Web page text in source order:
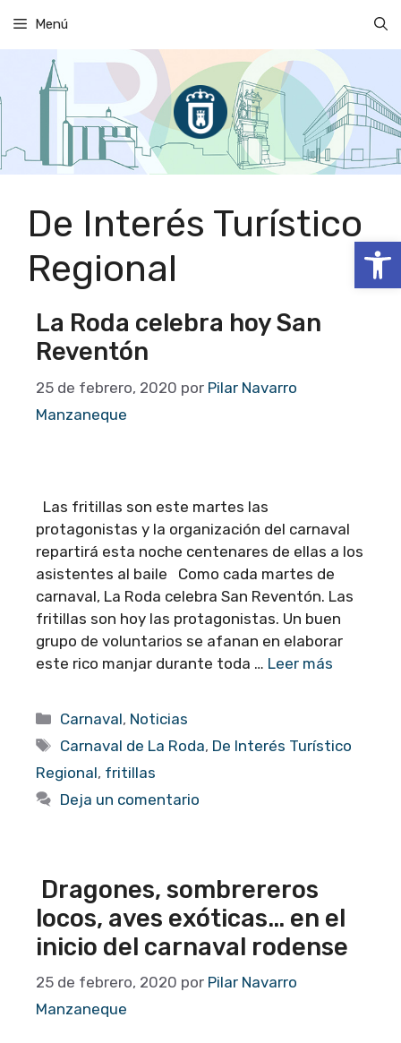
Abrir
contenido
Menú
De Interés Turístico
Regional
La Roda celebra hoy San
Reventón
25 de febrero, 2020 por Pilar Navarro
Manzaneque
Las fritillas son este martes las
protagonistas y la organización del carnaval
repartirá esta noche centenares de ellas a los
asistentes al baile Como cada martes de
carnaval, La Roda celebra San Reventón. Las
fritillas son hoy las protagonistas. Un buen
grupo de voluntarios se afanan en elaborar
este rico manjar durante toda … Leer más
Categorías
Carnaval, Noticias
Etiquetas
Carnaval de La Roda, De Interés Turístico
Regional, fritillas
Deja un comentario
Dragones, sombrereros
locos, aves exóticas… en el
inicio del carnaval rodense
25 de febrero, 2020 por Pilar Navarro
Manzaneque